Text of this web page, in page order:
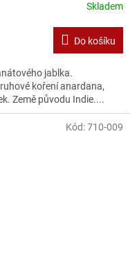
Skladem
Do košíku
jablka.
koření anardana,
Země původu Indie....
Kód:710-009